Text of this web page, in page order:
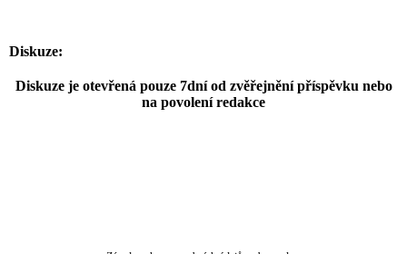
Diskuze:
Diskuze je otevřená pouze 7dní od zvěřejnění příspěvku nebo
na povolení redakce